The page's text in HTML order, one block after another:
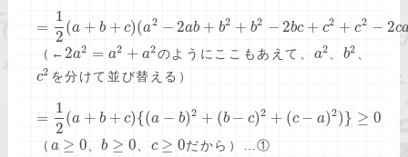
=
1
2
(a + b + c)(a2 − 2ab + b2 + b2 − 2bc + c2 + c2 − 2c
（← 2a2 = a2 + a2のようにここもあえて、 a2、 b2 、
c2 を分けて並び替える）
=
1
2
(a + b + c){(a − b)2 + (b − c)2 + (c − a)2) } ≥ 0
（ a ≥ 0 、b ≥ 0 c ≥ 0だから）…①